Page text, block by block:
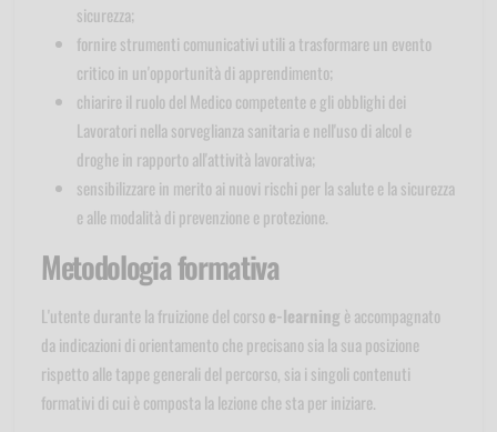
sicurezza;
fornire strumenti comunicativi utili a trasformare un evento
critico in un'opportunità di apprendimento;
chiarire il ruolo del Medico competente e gli obblighi dei
Lavoratori nella sorveglianza sanitaria e nell'uso di alcol e
droghe in rapporto all'attività lavorativa;
sensibilizzare in merito ai nuovi rischi per la salute e la sicurezza
e alle modalità di prevenzione e protezione.
Metodologia formativa
L'utente durante la fruizione del corsoe-learning è accompagnato
da indicazioni di orientamento che precisano sia la sua posizione
rispetto alle tappe generali del percorso, sia i singoli contenuti
formativi di cui è composta la lezione che sta per iniziare.